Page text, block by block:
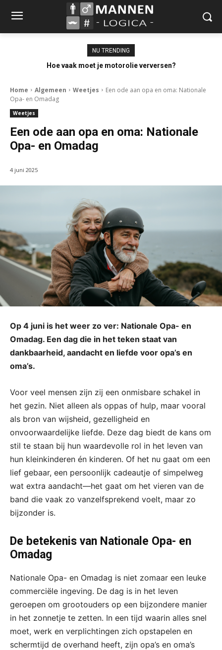
NU TRENDING
Hoe vaak moet je motorolie verversen?
Home Algemeen Weetjes
Een ode aan opa en oma: Nationale
Opa- en Omadag
Weetjes
Een ode aan opa en oma: Nationale
Opa- en Omadag
4 juni 2025
Op 4 juni is het weer zo ver: Nationale Opa- en
Omadag. Een dag die in het teken staat van
dankbaarheid, aandacht en liefde voor opa’s en
oma’s.
Voor veel mensen zijn zij een onmisbare schakel in
het gezin. Niet alleen als oppas of hulp, maar vooral
als bron van wijsheid, gezelligheid en
onvoorwaardelijke liefde. Deze dag biedt de kans om
stil te staan bij hun waardevolle rol in het leven van
hun kleinkinderen én kinderen. Of het nu gaat om een
lief gebaar, een persoonlijk cadeautje of simpelweg
wat extra aandacht—het gaat om het vieren van de
band die vaak zo vanzelfsprekend voelt, maar zo
bijzonder is.
De betekenis van Nationale Opa- en
Omadag
Nationale Opa- en Omadag is niet zomaar een leuke
commerciële ingeving. De dag is in het leven
geroepen om grootouders op een bijzondere manier
in het zonnetje te zetten. In een tijd waarin alles snel
moet, werk en verplichtingen zich opstapelen en
schermtijd de overhand heeft, zijn opa’s en oma’s